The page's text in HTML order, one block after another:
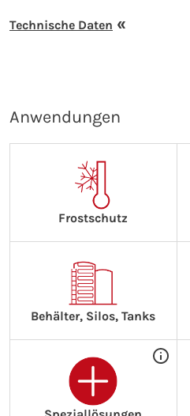
Technische Daten
Anwendungen
Frostschutz
Behälter, Silos, Tanks